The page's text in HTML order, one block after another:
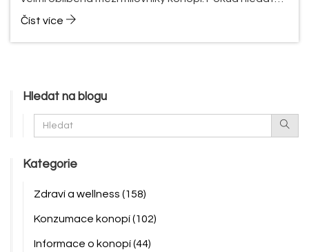
informace o tom, co je Secret Weapon a jak se
příspěvek a dozvíte se více.
Číst více
Hledat na blogu
Kategorie
Zdraví a wellness (158)
Konzumace konopí(102)
Informace o konopí(44)